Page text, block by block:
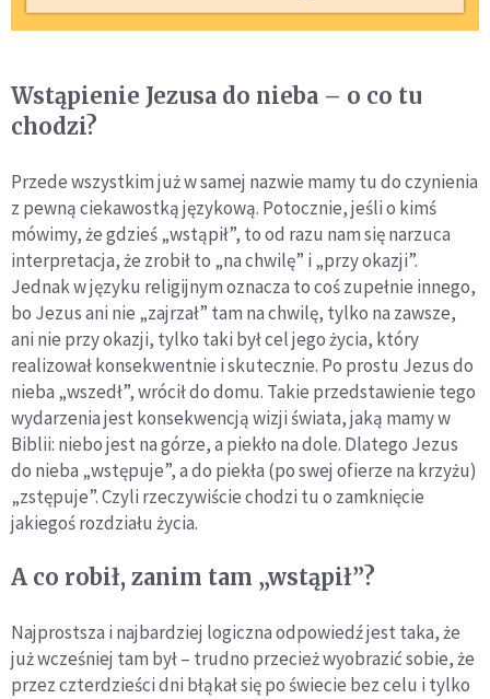
Wstąpienie Jezusa do nieba – o co tu
chodzi?
Przede wszystkim już w samej nazwie mamy tu do czynienia
z pewną ciekawostką językową. Potocznie, jeśli o kimś
mówimy, że gdzieś „wstąpił”, to od razu nam się narzuca
interpretacja, że zrobił to „na chwilę” i „przy okazji”.
Jednak w języku religijnym oznacza to coś zupełnie innego,
bo Jezus ani nie „zajrzał” tam na chwilę, tylko na zawsze,
ani nie przy okazji, tylko taki był cel jego życia, który
realizował konsekwentnie i skutecznie. Po prostu Jezus do
nieba „wszedł”, wrócił do domu. Takie przedstawienie tego
wydarzenia jest konsekwencją wizji świata, jaką mamy w
Biblii: niebo jest na górze, a piekło na dole. Dlatego Jezus
do nieba „wstępuje”, a do piekła (po swej ofierze na krzyżu)
„zstępuje”. Czyli rzeczywiście chodzi tu o zamknięcie
jakiegoś rozdziału życia.
A co robił, zanim tam „wstąpił”?
Najprostsza i najbardziej logiczna odpowiedź jest taka, że
już wcześniej tam był – trudno przecież wyobrazić sobie, że
przez czterdzieści dni błąkał się po świecie bez celu i tylko